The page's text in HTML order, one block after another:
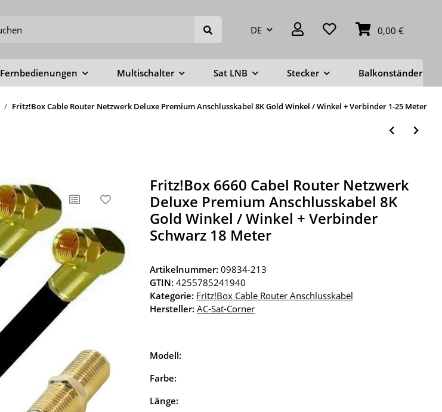
DE 0,00 €
Fernbedienungen Multischalter Sat LNB Stecker Balkonständer
Fritz!Box Cable Router Netzwerk Deluxe Premium Anschlusskabel 8K Gold Winkel / Winkel + Verbinder 1-25 Meter
Fritz!Box 6660 Cabel Router Netzwerk
Deluxe Premium Anschlusskabel 8K
Gold Winkel / Winkel + Verbinder
Schwarz 18 Meter
Artikelnummer:09834-213
GTIN: 4255785241940
Kategorie: Fritz!Box Cable Router Anschlusskabel
Hersteller: AC-Sat-Corner
Modell:
Farbe:
Länge: